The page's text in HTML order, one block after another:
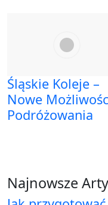
Śląskie Koleje –
Nowe
Podróżowania
Najnowsze